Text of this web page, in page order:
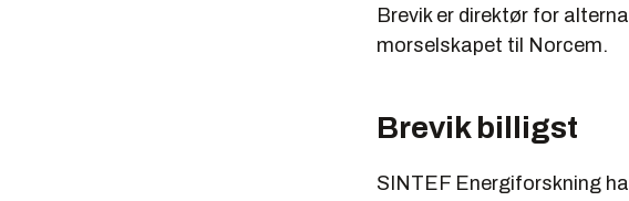
Brevik er direktør for
morselskapet til Norcem.
Brevik billigst
SINTEF Energiforskning